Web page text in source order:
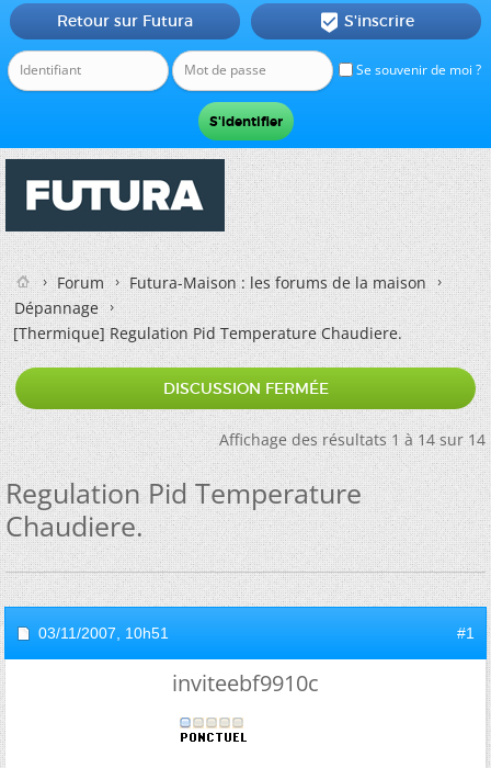
Se souvenir de moi ?
Retour sur Futura  S'inscrire
Forum
Futura-Maison : les forums de la maison
Dépannage
[Thermique]Regulation Pid Temperature Chaudiere.
DISCUSSION FERMÉE
Affichage des résultats 1 à 14 sur 14
Regulation Pid Temperature
Chaudiere.
03/11/2007, 10h51 #1
inviteebf9910c